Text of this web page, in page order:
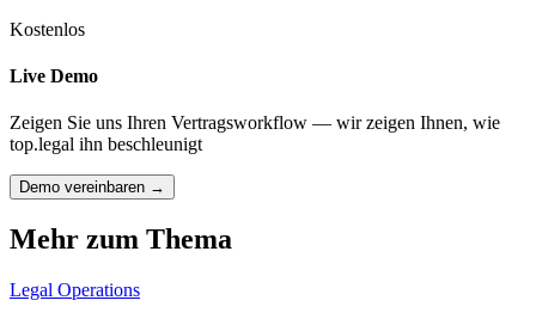
Kostenlos
Live Demo
Zeigen Sie uns Ihren Vertragsworkflow — wir zeigen Ihnen, wie
top.legal ihn beschleunigt
Demo vereinbaren →
Mehr zum Thema
Legal Operations